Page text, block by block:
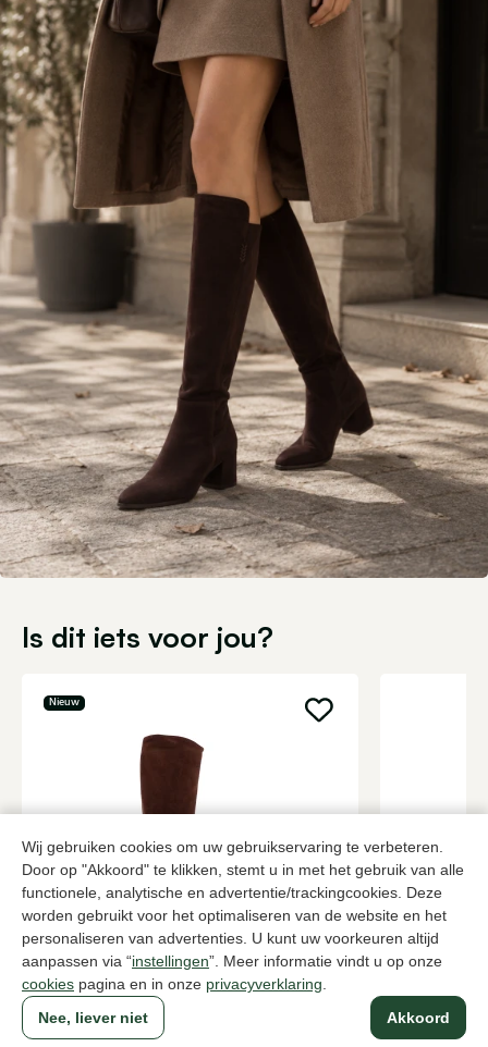
Wij gebruiken cookies om uw gebruikservaring te verbeteren.
Door op "Akkoord" te klikken, stemt u in met het gebruik van alle
functionele, analytische en advertentie/trackingcookies. Deze
worden gebruikt voor het optimaliseren van de website en het
personaliseren van advertenties. U kunt uw voorkeuren altijd
aanpassen via “instellingen”. Meer informatie vindt u op onze
cookies pagina en in onze privacyverklaring
Akkoord
Nee, liever niet
Is dit iets voor jou?
Nieuw
Julie Dee
Bruine lange laarzen dames
239,95
DL Sport
Blauwe
259,95